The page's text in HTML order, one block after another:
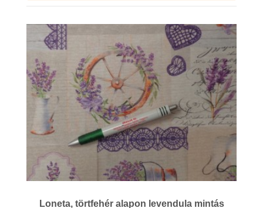
Loneta, törtfehér alapon levendula mintás